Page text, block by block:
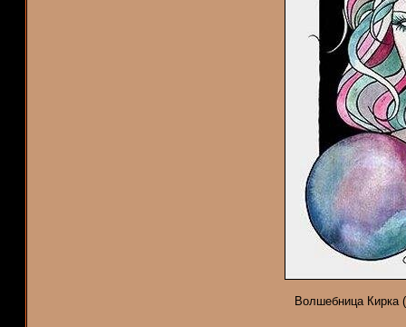
Волшебница Кирка